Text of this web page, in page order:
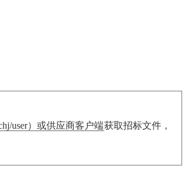
user）或供应商客户端获取招标文件，